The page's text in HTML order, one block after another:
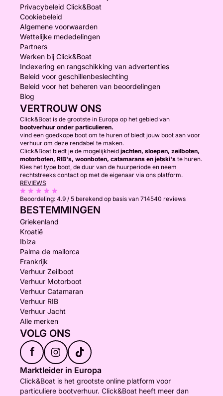
Privacybeleid Click&Boat
Cookiebeleid
Algemene voorwaarden
Wettelijke mededelingen
Partners
Werken bij Click&Boat
Indexering en rangschikking van advertenties
Beleid voor geschillenbeslechting
Beleid voor het beheren van beoordelingen
Blog
VERTROUW ONS
Click&Boat is de grootste in Europa op het gebied van
bootverhuur onder particulieren.
vind een goedkope boot om te huren of biedt jouw boot aan voor
verhuur om deze rendabel te maken.
Click&Boat biedt je de mogelijkheid jachten, sloepen, zeilboten,
motorboten, RIB's, woonboten, catamarans en jetski's te huren.
Kies het type boot, de duur van de huurperiode en neem
rechtstreeks contact op met de eigenaar via ons platform.
REVIEWS
Beoordeling: 4.9 / 5 berekend op basis van 714540 reviews
BESTEMMINGEN
Griekenland
Kroatië
Ibiza
Palma de mallorca
Frankrijk
Verhuur Zeilboot
Verhuur Motorboot
Verhuur Catamaran
Verhuur RIB
Verhuur Jacht
Alle merken
VOLG ONS
f
Marktleider in Europa
Click&Boat is het grootste online platform voor
particuliere bootverhuur. Click&Boat heeft meer dan